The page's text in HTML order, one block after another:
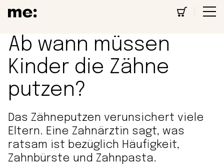
Ab wann müssen
Kinder die Zähne
putzen?
Das Zähneputzen verunsichert viele
Eltern. Eine Zahnärztin sagt, was
ratsam ist bezüglich Häufigkeit,
Zahnbürste und Zahnpasta.